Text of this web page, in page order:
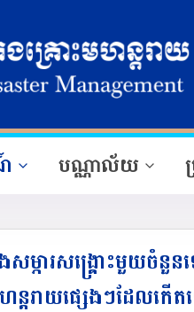
បណ្ណាល័យ
សម្ភារសង្គ្រោះមួយចំនួ
ន្តរាយផ្សេងៗដែលកើ